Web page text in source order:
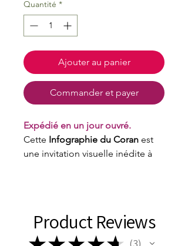
Quantité *
Ajouter au panier
Commander et payer
Expédié en un jour ouvré.
Cette Infographie du Coran est
une invitation visuelle inédite à
tableau à contempler. Couleurs,
formes et motifs y traduisent
Product Reviews